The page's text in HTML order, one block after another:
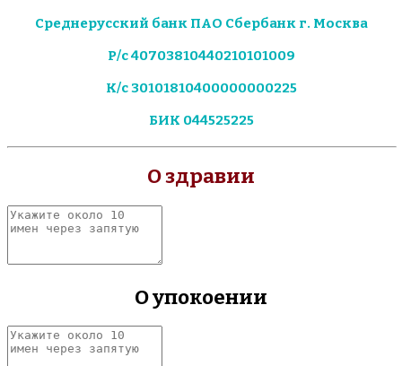
Среднерусский банк ПАО Сбербанк г. Москва
Р/с 40703810440210101009
К/с 30101810400000000225
БИК 044525225
О здравии
Укажите
около
имен
О упокоении
Укажите
около